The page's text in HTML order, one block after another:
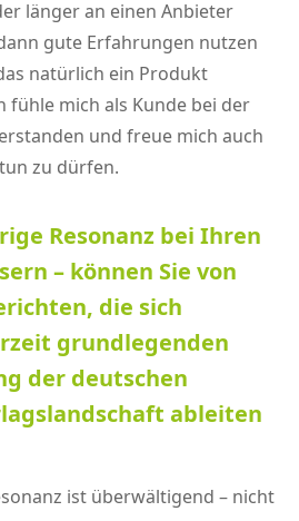
länger an einen Anbieter
gute Erfahrungen nutzen
natürlich ein Produkt
fühle mich als Kunde bei der
und freue mich auch
zu dürfen.
Resonanz bei Ihren
– können Sie von
die sich
grundlegenden
der deutschen
ableiten
ist überwältigend – nicht